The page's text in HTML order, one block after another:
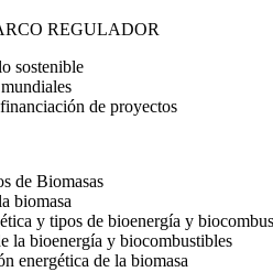
REGULADOR
sostenible
de proyectos
de Biomasas
biomasa
y tipos de bioenergía y
la bioenergía y biocombustibles
energética de la biomasa